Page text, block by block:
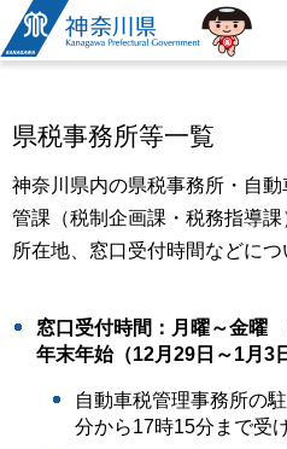
神奈川県
県税事務所等一覧
神奈川県内の県税事務所・自
管課（税制企画課・税務指導課
所在地、窓口受付時間などにつ
窓口受付時間：月曜～金曜
年末年始（12月29日～1月3
自動車税管理事務所の
分から17時15分まで受